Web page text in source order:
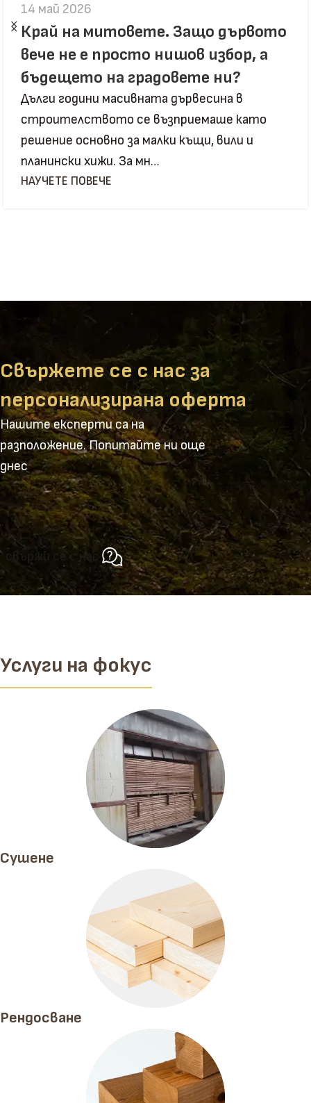
14 май 2026
Край на митовете. Защо дървото
вече не е просто нишов избор, а
бъдещето на градовете ни?
Дълги години масивната дървесина в
строителството се възприемаше като
решение основно за малки къщи, вили и
планински хижи. За мн…
НАУЧЕТЕ ПОВЕЧЕ
Свържете се с нас за
персонализирана оферта
Нашите експерти са на
разположение. Попитайте ни още
днес
свържи се с нас
Услуги на фокус
Сушене
Рендосване